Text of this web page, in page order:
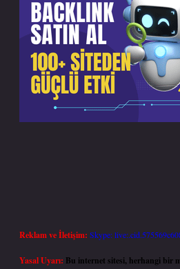
Reklam ve İletişim: Skype:
Yasal Uyarı: Bu internet sitesi, herhangi bir